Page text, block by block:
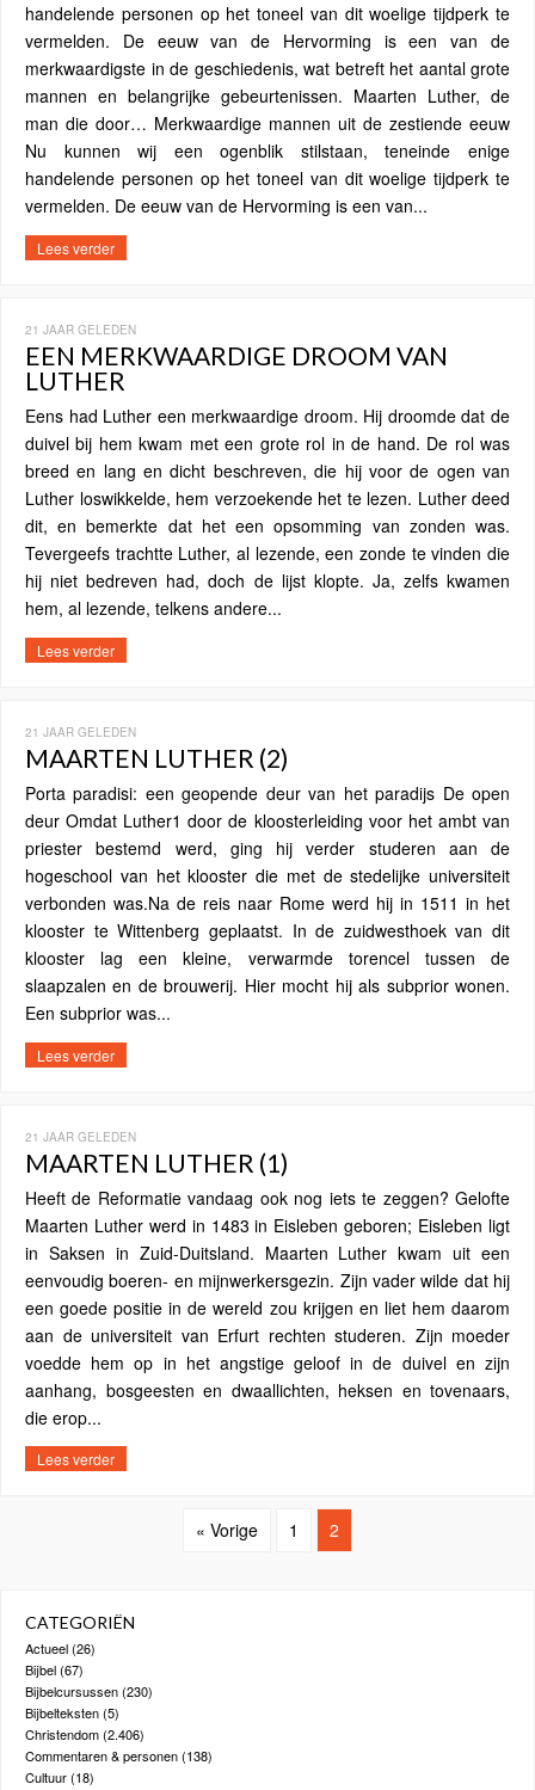
handelende personen op het toneel van dit woelige tijdperk te
vermelden. De eeuw van de Hervorming is een van de
merkwaardigste in de geschiedenis, wat betreft het aantal grote
mannen en belangrijke gebeurtenissen. Maarten Luther, de
man die door… Merkwaardige mannen uit de zestiende eeuw
Nu kunnen wij een ogenblik stilstaan, teneinde enige
handelende personen op het toneel van dit woelige tijdperk te
vermelden. De eeuw van de Hervorming is een van...
Lees verder
21 JAAR GELEDEN
EEN MERKWAARDIGE DROOM VAN
LUTHER
Eens had Luther een merkwaardige droom. Hij droomde dat de
duivel bij hem kwam met een grote rol in de hand. De rol was
breed en lang en dicht beschreven, die hij voor de ogen van
Luther loswikkelde, hem verzoekende het te lezen. Luther deed
dit, en bemerkte dat het een opsomming van zonden was.
Tevergeefs trachtte Luther, al lezende, een zonde te vinden die
hij niet bedreven had, doch de lijst klopte. Ja, zelfs kwamen
hem, al lezende, telkens andere...
Lees verder
21 JAAR GELEDEN
MAARTEN LUTHER (2)
Porta paradisi: een geopende deur van het paradijs De open
deur Omdat Luther1 door de kloosterleiding voor het ambt van
priester bestemd werd, ging hij verder studeren aan de
hogeschool van het klooster die met de stedelijke universiteit
verbonden was.Na de reis naar Rome werd hij in 1511 in het
klooster te Wittenberg geplaatst. In de zuidwesthoek van dit
klooster lag een kleine, verwarmde torencel tussen de
slaapzalen en de brouwerij. Hier mocht hij als subprior wonen.
Een subprior was...
Lees verder
21 JAAR GELEDEN
MAARTEN LUTHER (1)
Heeft de Reformatie vandaag ook nog iets te zeggen? Gelofte
Maarten Luther werd in 1483 in Eisleben geboren; Eisleben ligt
in Saksen in Zuid-Duitsland. Maarten Luther kwam uit een
eenvoudig boeren- en mijnwerkersgezin. Zijn vader wilde dat hij
een goede positie in de wereld zou krijgen en liet hem daarom
aan de universiteit van Erfurt rechten studeren. Zijn moeder
voedde hem op in het angstige geloof in de duivel en zijn
aanhang, bosgeesten en dwaallichten, heksen en tovenaars,
die erop...
Lees verder
« Vorige 1 2
CATEGORIËN
Actueel(26)
Bijbel(67)
Bijbelcursussen(230)
Bijbelteksten(5)
Christendom(2.406)
Commentaren & personen(138)
Cultuur(18)